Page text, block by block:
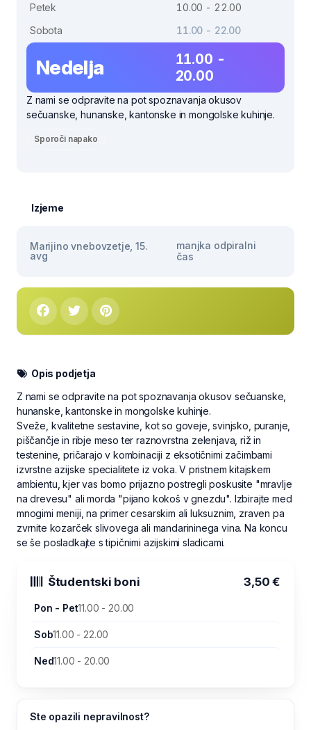
Petek
10.00 - 22.00
Sobota
11.00 - 22.00
Nedelja
11.00 -
20.00
Z nami se odpravite na pot spoznavanja okusov
sečuanske, hunanske, kantonske in mongolske kuhinje.
Sporoči napako
Izjeme
Marijino vnebovzetje, 15.
avg
manjka odpiralni
čas
Opis podjetja
Z nami se odpravite na pot spoznavanja okusov sečuanske,
hunanske, kantonske in mongolske kuhinje.
Sveže, kvalitetne sestavine, kot so goveje, svinjsko, puranje,
piščančje in ribje meso ter raznovrstna zelenjava, riž in
testenine, pričarajo v kombinaciji z eksotičnimi začimbami
izvrstne azijske specialitete iz voka. V pristnem kitajskem
ambientu, kjer vas bomo prijazno postregli poskusite "mravlje
na drevesu" ali morda "pijano kokoš v gnezdu". Izbirajte med
mnogimi meniji, na primer cesarskim ali luksuznim, zraven pa
zvrnite kozarček slivovega ali mandarininega vina. Na koncu
se še posladkajte s tipičnimi azijskimi sladicami.
Študentski boni 3,50 €
Pon - Pet11.00 - 20.00
Sob11.00 - 22.00
Ned11.00 - 20.00
Ste opazili nepravilnost?